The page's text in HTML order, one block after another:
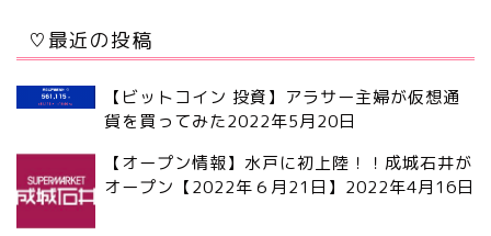
♡最近の投稿
【ビットコイン 投資】アラサー主婦が仮想通
貨を買ってみた2022年5月20日
【オープン情報】水戸に初上陸！！成城石井が
オープン【2022年６月21日】 2022年4月16日